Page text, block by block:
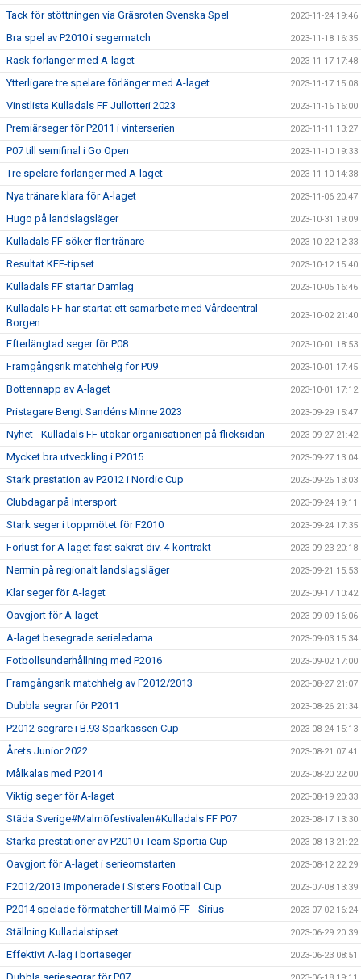
Tack för stöttningen via Gräsroten Svenska Spel 2023-11-24 19:46
Bra spel av P2010 i segermatch 2023-11-18 16:35
Rask förlänger med A-laget 2023-11-17 17:48
Ytterligare tre spelare förlänger med A-laget 2023-11-17 15:08
Vinstlista Kulladals FF Jullotteri 2023 2023-11-16 16:00
Premiärseger för P2011 i vinterserien 2023-11-11 13:27
P07 till semifinal i Go Open 2023-11-10 19:33
Tre spelare förlänger med A-laget 2023-11-10 14:38
Nya tränare klara för A-laget 2023-11-06 20:47
Hugo på landslagsläger 2023-10-31 19:09
Kulladals FF söker fler tränare 2023-10-22 12:33
Resultat KFF-tipset 2023-10-12 15:40
Kulladals FF startar Damlag 2023-10-05 16:46
Kulladals FF har startat ett samarbete med Vårdcentral
Borgen
2023-10-02 21:40
Efterlängtad seger för P08 2023-10-01 18:53
Framgångsrik matchhelg för P09 2023-10-01 17:45
Bottennapp av A-laget 2023-10-01 17:12
Pristagare Bengt Sandéns Minne 2023 2023-09-29 15:47
Nyhet - Kulladals FF utökar organisationen på flicksidan 2023-09-27 21:42
Mycket bra utveckling i P2015 2023-09-27 13:04
Stark prestation av P2012 i Nordic Cup 2023-09-26 13:03
Clubdagar på Intersport 2023-09-24 19:11
Stark seger i toppmötet för F2010 2023-09-24 17:35
Förlust för A-laget fast säkrat div. 4-kontrakt 2023-09-23 20:18
Nermin på regionalt landslagsläger 2023-09-21 15:53
Klar seger för A-laget 2023-09-17 10:42
Oavgjort för A-laget 2023-09-09 16:06
A-laget besegrade serieledarna 2023-09-03 15:34
Fotbollsunderhållning med P2016 2023-09-02 17:00
Framgångsrik matchhelg av F2012/2013 2023-08-27 21:07
Dubbla segrar för P2011 2023-08-26 21:34
P2012 segrare i B.93 Sparkassen Cup 2023-08-24 15:13
Årets Junior 2022 2023-08-21 07:41
Målkalas med P2014 2023-08-20 22:00
Viktig seger för A-laget 2023-08-19 20:33
Städa Sverige#Malmöfestivalen#Kulladals FF P07 2023-08-17 13:30
Starka prestationer av P2010 i Team Sportia Cup 2023-08-13 21:22
Oavgjort för A-laget i serieomstarten 2023-08-12 22:29
F2012/2013 imponerade i Sisters Football Cup 2023-07-08 13:39
P2014 spelade förmatcher till Malmö FF - Sirius 2023-07-02 16:24
Ställning Kulladalstipset 2023-06-29 20:39
Effektivt A-lag i bortaseger 2023-06-23 08:51